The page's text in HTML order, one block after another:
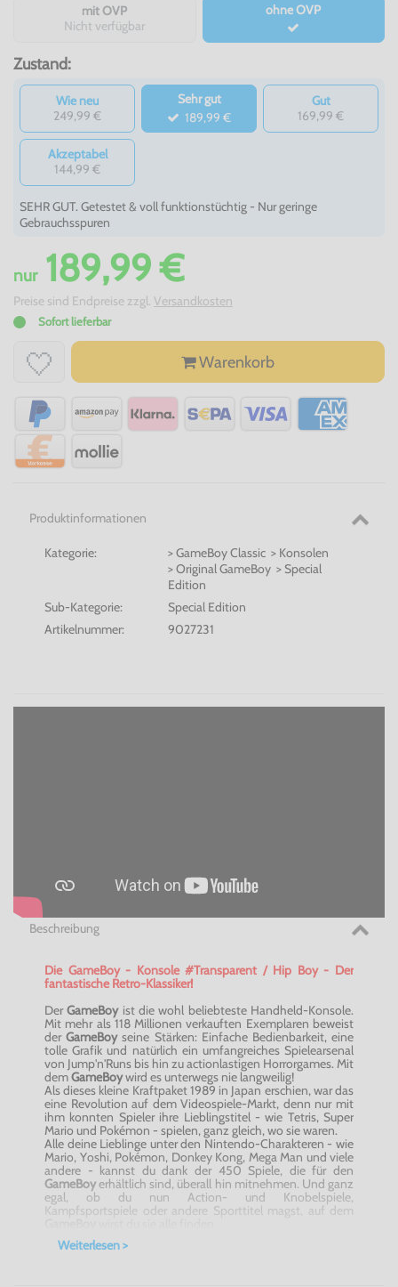
mit OVP
Nicht verfügbar
ohne OVP
Zustand:
Wie neu
249,99 €
Sehr gut
189,99 €
Gut
169,99 €
Akzeptabel
144,99 €
SEHR GUT. Getestet & voll funktionstüchtig - Nur geringe
Gebrauchsspuren
nur189,99 €
Preise sind Endpreise zzgl. Versandkosten
Sofort lieferbar
Warenkorb
Produktinformationen
Kategorie:
> GameBoy Classic > Konsolen
> Original GameBoy > Special
Edition
Sub-Kategorie:
Special Edition
Artikelnummer:
9027231
Beschreibung
Die GameBoy - Konsole #Transparent / Hip Boy - Der
fantastische Retro-Klassiker!
DerGameBoyist die wohl beliebteste Handheld-Konsole.
Mit mehr als 118 Millionen verkauften Exemplaren beweist
derGameBoyseine Stärken: Einfache Bedienbarkeit, eine
tolle Grafik und natürlich ein umfangreiches Spielearsenal
von Jump'n'Runs bis hin zu actionlastigen Horrorgames. Mit
demGameBoywird es unterwegs nie langweilig!
Als dieses kleine Kraftpaket 1989 in Japan erschien, war das
eine Revolution auf dem Videospiele-Markt, denn nur mit
ihm konnten Spieler ihre Lieblingstitel - wie Tetris, Super
Mario und Pokémon - spielen, ganz gleich, wo sie waren.
Alle deine Lieblinge unter den Nintendo-Charakteren - wie
Mario, Yoshi, Pokémon, Donkey Kong, Mega Man und viele
andere - kannst du dank der 450 Spiele, die für den
GameBoyerhältlich sind, überall hin mitnehmen. Und ganz
egal, ob du nun Action- und Knobelspiele,
Kampfsportspiele oder andere Sporttitel magst, auf dem
Features:
Weiterlesen >